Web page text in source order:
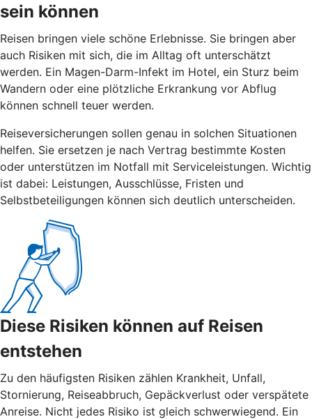
sein können
Reisen bringen viele schöne Erlebnisse. Sie bringen aber
auch Risiken mit sich, die im Alltag oft unterschätzt
werden. Ein Magen-Darm-Infekt im Hotel, ein Sturz beim
Wandern oder eine plötzliche Erkrankung vor Abflug
können schnell teuer werden.
Reiseversicherungen sollen genau in solchen Situationen
helfen. Sie ersetzen je nach Vertrag bestimmte Kosten
oder unterstützen im Notfall mit Serviceleistungen. Wichtig
ist dabei: Leistungen, Ausschlüsse, Fristen und
Selbstbeteiligungen können sich deutlich unterscheiden.
Diese Risiken können auf Reisen
entstehen
Zu den häufigsten Risiken zählen Krankheit, Unfall,
Stornierung, Reiseabbruch, Gepäckverlust oder verspätete
Anreise. Nicht jedes Risiko ist gleich schwerwiegend. Ein